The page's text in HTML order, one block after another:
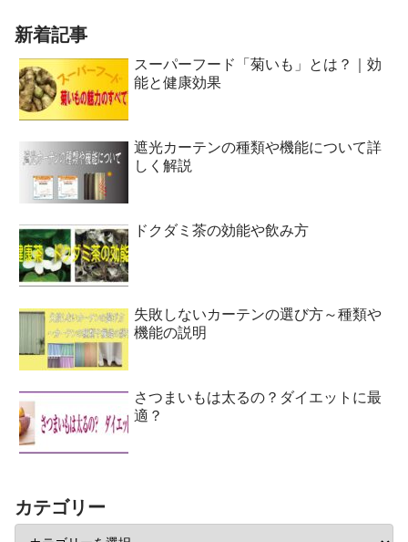
新着記事
スーパーフード「菊いも」とは？｜効
能と健康効果
遮光カーテンの種類や機能について詳
しく解説
ドクダミ茶の効能や飲み方
失敗しないカーテンの選び方～種類や
機能の説明
さつまいもは太るの？ダイエットに最
適？
カテゴリー